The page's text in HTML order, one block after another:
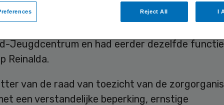
Jeugdcentrum en had eerder dezelfde
Reinalda.
van de raad van toezicht van de
een verstandelijke beperking, ernstige
Reject All I